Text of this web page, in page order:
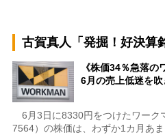
古賀真人「発掘！好決算
《株価34％急落の
6月の売上低迷を
6月3日に8330円をつけたワーク
7564）の株価は、わずか1カ月あ